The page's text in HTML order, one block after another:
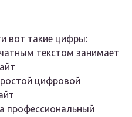
вот такие цифры:
текстом занимает
цифровой
профессиональный